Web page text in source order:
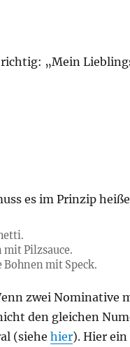
richtig: „Mein
es im Prinzip
Pilzsauce.
mit Speck.
zwei Nominative
den gleichen
(siehe hier). Hier ein